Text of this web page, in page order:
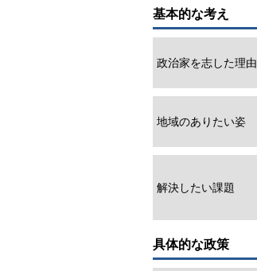
基本的な考え
政治家を志した理由
地域のありたい姿
解決したい課題
具体的な政策